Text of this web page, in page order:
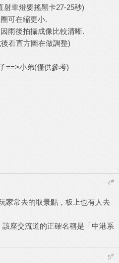
射車燈要搖黑卡27-25秒)
可在縮更小.
雨後拍攝成像比較清晰.
看直方圖在做調整)
==>小弟(僅供參考)
4#
家常去的取景點，板上也有人去
座交流道的正確名稱是「中港系
5#